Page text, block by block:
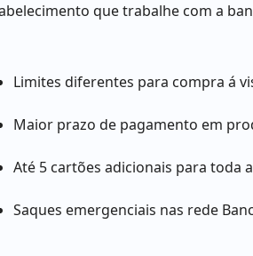
que trabalhe com a
Limites diferentes para compra á
Maior prazo de pagamento em
Até 5 cartões adicionais para toda
Saques emergenciais nas rede